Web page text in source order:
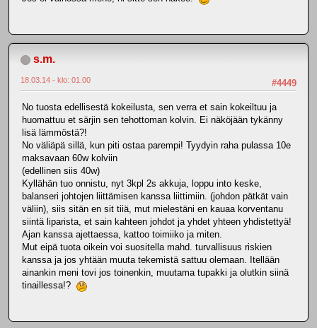
s.m.
#4449
18.03.14 - klo: 01.00
No tuosta edellisestä kokeilusta, sen verra et sain kokeiltuu ja
huomattuu et särjin sen tehottoman kolvin. Ei näköjään tykänny
lisä lämmöstä?!
No väliäpä sillä, kun piti ostaa parempi! Tyydyin raha pulassa 10e
maksavaan 60w kolviin
(edellinen siis 40w)
Kyllähän tuo onnistu, nyt 3kpl 2s akkuja, loppu into keske,
balanseri johtojen liittämisen kanssa liittimiin. (johdon pätkät vain
väliin), siis sitän en sit tiiä, mut mielestäni en kauaa korventanu
siintä liparista, et sain kahteen johdot ja yhdet yhteen yhdistettyä!
Ajan kanssa ajettaessa, kattoo toimiiko ja miten.
Mut eipä tuota oikein voi suositella mahd. turvallisuus riskien
kanssa ja jos yhtään muuta tekemistä sattuu olemaan. Itellään
ainankin meni tovi jos toinenkin, muutama tupakki ja olutkin siinä
tinaillessa!?